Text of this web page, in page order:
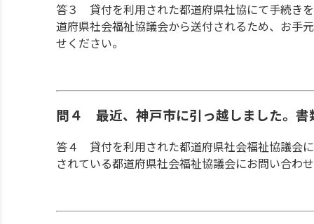
答３ 貸付を利用された都道府県社協にて手続き
道府県社会福祉協議会から送付されるため、お手
せください。
問４ 最近、神戸市に引っ越しました。書
答４ 貸付を利用された都道府県社会福祉協議会
されている都道府県社会福祉協議会にお問い合わ